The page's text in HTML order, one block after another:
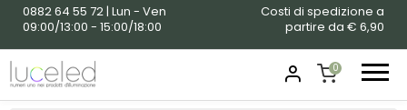
0882 64 55 72 | Lun - Ven
09:00/13:00 - 15:00/18:00
Costi di spedizione a
partire da € 6,90
0